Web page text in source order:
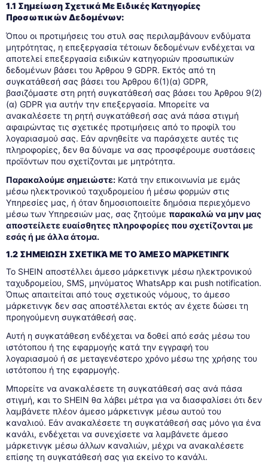
1.1 Σημείωση Σχετικά Με Ειδικές Κατηγορίες
Προσωπικών Δεδομένων:
Όπου οι προτιμήσεις του στυλ σας περιλαμβάνουν ενδύματα
μητρότητας, η επεξεργασία τέτοιων δεδομένων ενδέχεται να
αποτελεί επεξεργασία ειδικών κατηγοριών προσωπικών
δεδομένων βάσει του Άρθρου 9 GDPR. Εκτός από τη
συγκατάθεσή σας βάσει του Άρθρου 6(1)(α) GDPR,
βασιζόμαστε στη ρητή συγκατάθεσή σας βάσει του Άρθρου 9(2)
(α) GDPR για αυτήν την επεξεργασία. Μπορείτε να
ανακαλέσετε τη ρητή συγκατάθεσή σας ανά πάσα στιγμή
αφαιρώντας τις σχετικές προτιμήσεις από το προφίλ του
λογαριασμού σας. Εάν αρνηθείτε να παράσχετε αυτές τις
πληροφορίες, δεν θα δύναμε να σας προσφέρουμε συστάσεις
προϊόντων που σχετίζονται με μητρότητα.
Παρακαλούμε σημειώστε:Κατά την επικοινωνία με εμάς
μέσω ηλεκτρονικού ταχυδρομείου ή μέσω φορμών στις
Υπηρεσίες μας, ή όταν δημοσιοποιείτε δημόσια περιεχόμενο
μέσω των Υπηρεσιών μας, σας ζητούμε παρακαλώ να μην μας
αποστείλετε ευαίσθητες πληροφορίες που σχετίζονται με
εσάς ή με άλλα άτομα.
1.2 ΣΗΜΕΙΩΣΗ ΣΧΕΤΙΚΆ ΜΕ ΤΟ ΆΜΕΣΟ ΜΆΡΚΕΤΙΝΓΚ
Το SHEIN αποστέλλει άμεσο μάρκετινγκ μέσω ηλεκτρονικού
ταχυδρομείου, SMS, μηνύματος WhatsApp και push notification.
Όπως απαιτείται από τους σχετικούς νόμους, το άμεσο
μάρκετινγκ δεν σας αποστέλλεται εκτός αν έχετε δώσει τη
προηγούμενη συγκατάθεσή σας.
Αυτή η συγκατάθεση ενδέχεται να δοθεί από εσάς μέσω του
ιστότοπου ή της εφαρμογής κατά την εγγραφή του
λογαριασμού ή σε μεταγενέστερο χρόνο μέσω της χρήσης του
ιστότοπου ή της εφαρμογής.
Μπορείτε να ανακαλέσετε τη συγκατάθεσή σας ανά πάσα
στιγμή, και το SHEIN θα λάβει μέτρα για να διασφαλίσει ότι δεν
λαμβάνετε πλέον άμεσο μάρκετινγκ μέσω αυτού του
καναλιού. Εάν ανακαλέσετε τη συγκατάθεσή σας μόνο για ένα
κανάλι, ενδέχεται να συνεχίσετε να λαμβάνετε άμεσο
μάρκετινγκ μέσω άλλων καναλιών, μέχρι να ανακαλέσετε
επίσης τη συγκατάθεσή σας για εκείνο το κανάλι.